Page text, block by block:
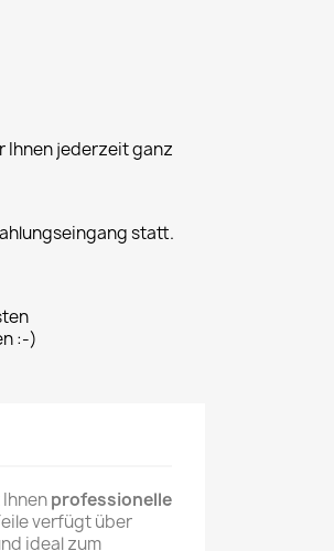
Ihnen jederzeit ganz
statt.
:-)
professionelle
verfügt über
ideal zum